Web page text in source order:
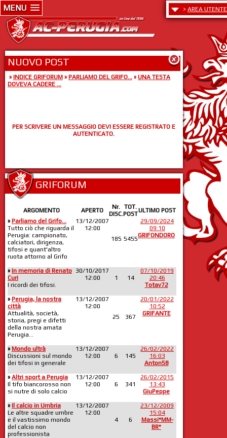
MENU > AREA UTENTE
NUOVO POST
» INDICE GRIFORUM » PARLIAMO DEL GRIFO... » UNA TESTA
DOVEVA CADERE ...
PER SCRIVERE UN MESSAGGIO DEVI ESSERE REGISTRATO E
AUTENTICATO.
GRIFORUM
ARGOMENTO APERTO
Nr.
DISC.
TOT.
POSTULTIMO POST
» Parliamo del Grifo...
Tutto ciò che riguarda il
Perugia: campionato,
calciatori, dirigenza,
tifosi e quant'altro
ruota attorno al Grifo
13/12/2007
12:00
185 5455
29/09/2024
09:10
GRIFONDORO
» In memoria di Renato
Curi
I ricordi dei tifosi.
30/10/2017
12:00
1 14
07/10/2019
20:46
Totav72
» Perugia, la nostra
città
Attualità, società,
storia, pregi e difetti
della nostra amata
Perugia...
13/12/2007
12:00
25
367
20/01/2022
10:52
GRIFANTE
» Mondo ultrà
Discussioni sul mondo
dei tifosi in generale
13/12/2007
12:00
6 145
26/02/2022
16:03
Anton58
» Altri sport a Perugia
Il tifo biancorosso non
si nutre di solo calcio
13/12/2007
12:00
6 341
26/02/2015
13:43
GiuPeppe
» Il calcio in Umbria
Le altre squadre umbre
e il vastissimo mondo
del calcio non
professionista
13/12/2007
12:00
4
6
23/12/2009
15:04
Massi*MM-
BR*